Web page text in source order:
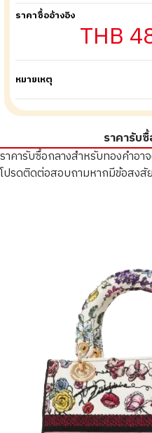
ราคาซื้ออ้างอิง
THB
หมายเหตุ
ราคารับ
ราคารับซื้อกลางสำหรับทองคำอา
โปรดติดต่อสอบถามหากมีข้อสงสัย